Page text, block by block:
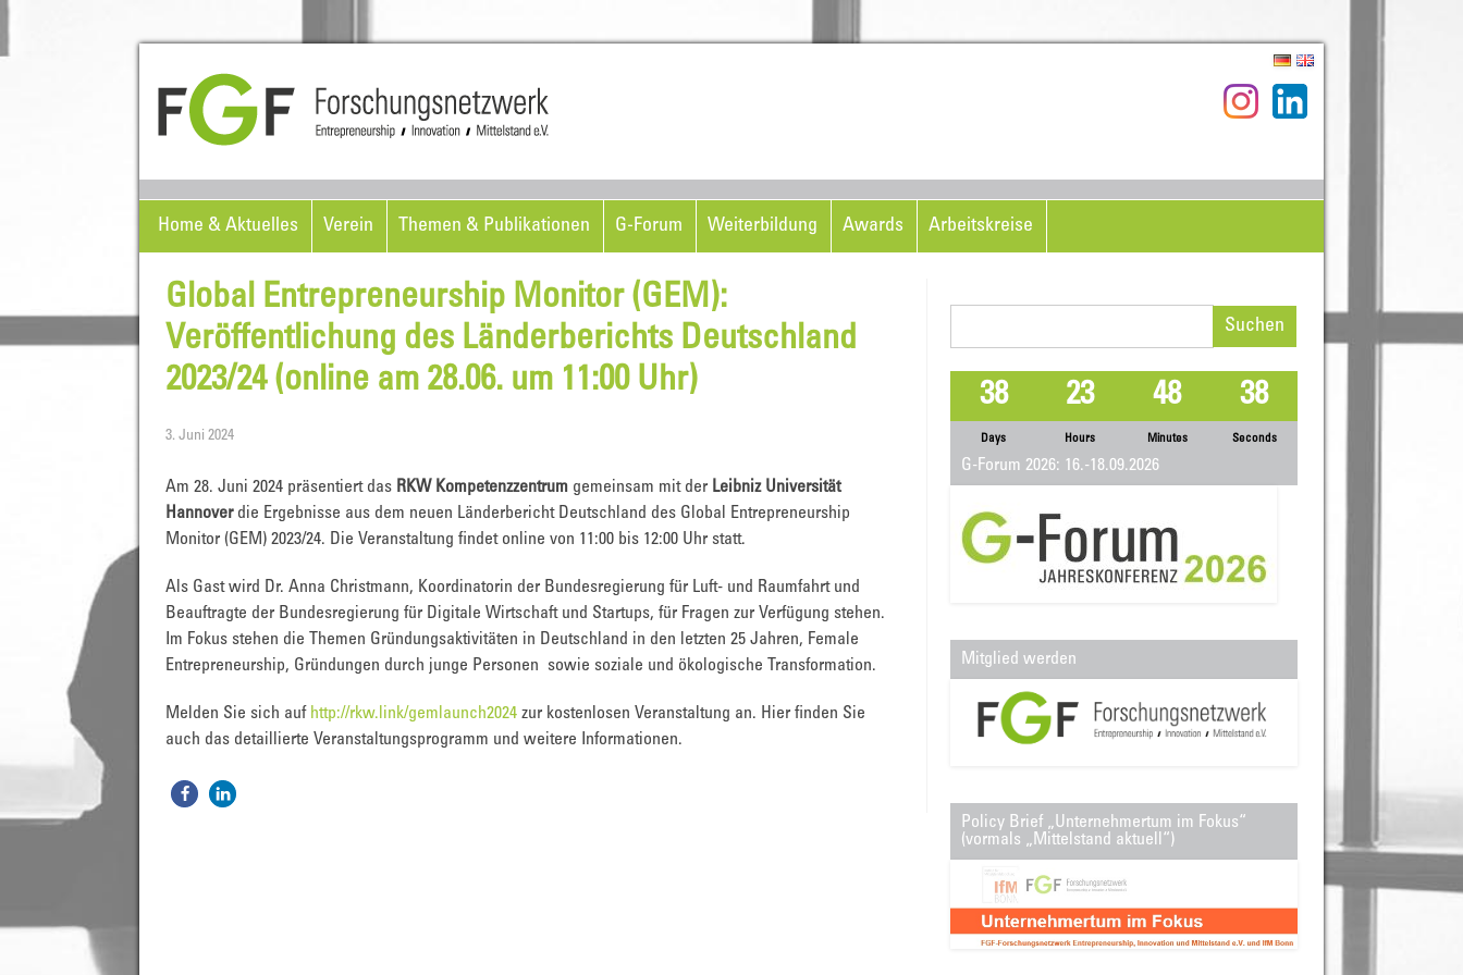
Home & Aktuelles Verein Themen & Publikationen G-Forum Weiterbildung Awards Arbeitskreise
Global Entrepreneurship Monitor (GEM):
Veröffentlichung des Länderberichts Deutschland
2023/24 (online am 28.06. um 11:00 Uhr)
3. Juni 2024
Am 28. Juni 2024 präsentiert das RKW Kompetenzzentrum gemeinsam mit der Leibniz Universität
Hannoverdie Ergebnisse aus dem neuen Länderbericht Deutschland des Global Entrepreneurship
Monitor (GEM) 2023/24. Die Veranstaltung findet online von 11:00 bis 12:00 Uhr statt.
Als Gast wird Dr. Anna Christmann, Koordinatorin der Bundesregierung für Luft- und Raumfahrt und
Beauftragte der Bundesregierung für Digitale Wirtschaft und Startups, für Fragen zur Verfügung stehen.
Im Fokus stehen die Themen Gründungsaktivitäten in Deutschland in den letzten 25 Jahren, Female
Entrepreneurship, Gründungen durch junge Personen sowie soziale und ökologische Transformation.
Melden Sie sich auf http://rkw.link/gemlaunch2024 zur kostenlosen Veranstaltung an. Hier finden Sie
auch das detaillierte Veranstaltungsprogramm und weitere Informationen.
38
Days
23
Hours
48
Minutes
38
Seconds
G-Forum 2026: 16.-18.09.2026
Mitglied werden
Policy Brief „Unternehmertum im Fokus“
(vormals „Mittelstand aktuell“)